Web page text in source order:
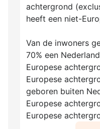
achtergrond
heeft een niet-
Van de inwoners
70% een
Europese
Europese
geboren buiten
Europese
Europese